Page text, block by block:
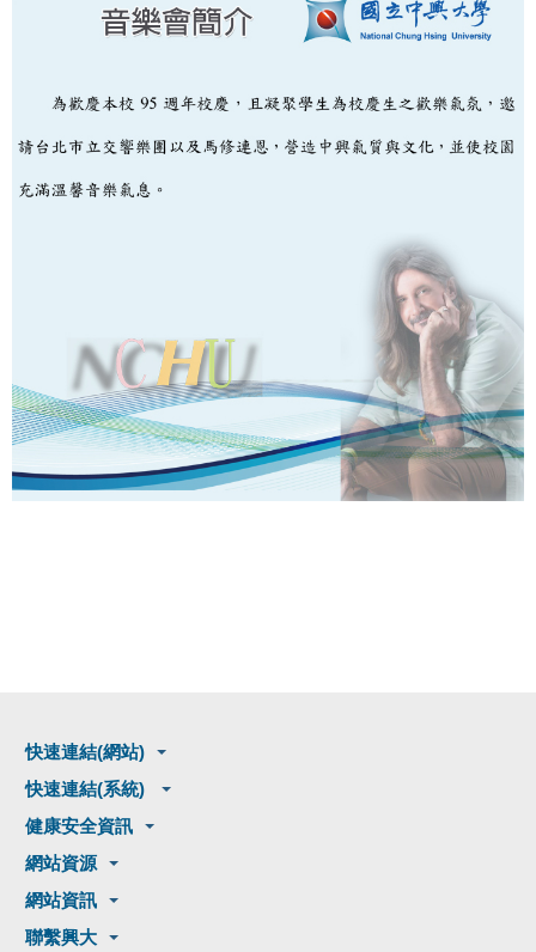
快速連結(網站)
快速連結(系統)
健康安全資訊
網站資源
網站資訊
聯繫興大